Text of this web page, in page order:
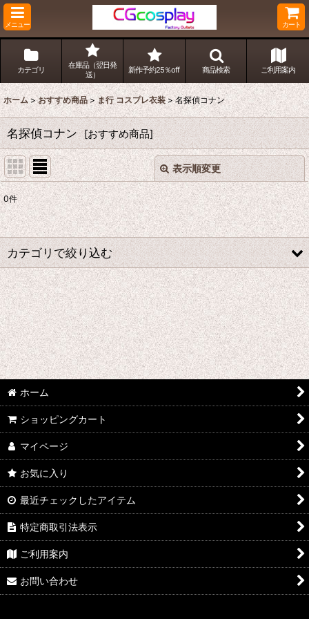
メニュー カート
カテゴリ
在庫品（翌日発
送）
新作予約25％off 商品検索 ご利用案内
ホーム > おすすめ商品 > ま行 コスプレ衣装 > 名探偵コナン
名探偵コナン [おすすめ商品]
表示順変更
表示数:
並び順:
絞り込む
閉じる
0件
カテゴリで絞り込む
ま行 コスプレ衣装 (全商品)
魔法少女ノ魔女裁判
無期迷途
魔法少女にあこがれて
魔法使いの約束
明治東亰恋伽
マギ
魔法少女まどか☆マギカ
未来日記
機巧少女は傷つかない
魔弾の王と戦姫
ホーム
ショッピングカート
マイページ
お気に入り
最近チェックしたアイテム
特定商取引法表示
ご利用案内
お問い合わせ